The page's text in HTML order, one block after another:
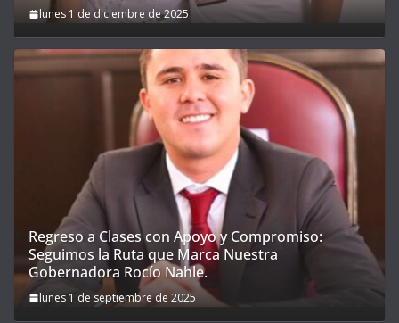
lunes 1 de diciembre de 2025
Regreso a Clases con Apoyo y Compromiso:
Seguimos la Ruta que Marca Nuestra
Gobernadora Rocío Nahle.
lunes 1 de septiembre de 2025